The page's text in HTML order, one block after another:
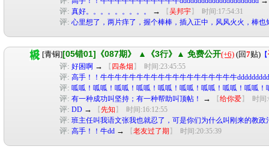
评: 真好。。。。。。。。。 → 【吴邦宇】 时间:17:54:31
评: 心里想了，两片痒了，握个棒棒，插入正中，风风火火，棒
[青铜][05错01]《087期》 ▲《3行》▲ 免费公开(+6) (回7贴) 【
评: 好困啊 → 【 四条烟 】 时间:23:45:55
评: 高手！！牛牛牛牛牛牛牛牛牛牛牛牛牛牛牛牛牛牛牛
评: 呱呱！呱呱！呱呱！呱呱！呱呱！呱呱！呱呱！呱呱！呱呱！
评: 有一种成功叫坚持；有一种帮助叫顶帖！ → 【给你爱】 时间
评: DD → 【先知 】 时间:16:12:55
评: 班主任叫我语文张我也就忍了，可是你们为什么叫刚来的教政
评: 高手！！牛dd → 【老友过了期 】 时间:20:35:39